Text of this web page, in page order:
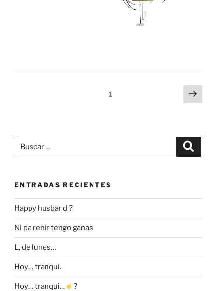
Página1
por:
ENTRADAS RECIENTES
Happy husband ?
Ni pa reñir tengo ganas
L, de lunes…
Hoy… tranqui..
Hoy… tranqui… ?